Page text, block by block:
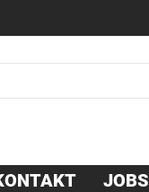
JOBS